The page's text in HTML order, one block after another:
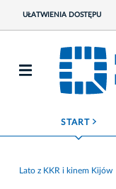
UŁATWIENIA DOSTĘPU
START ROZWIŃ MENU
Lato z KKR i kinem Kijów